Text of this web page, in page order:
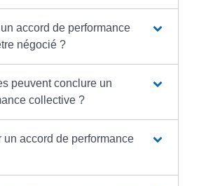
accord de performance
négocié ?
peuvent conclure un
collective ?
accord de performance